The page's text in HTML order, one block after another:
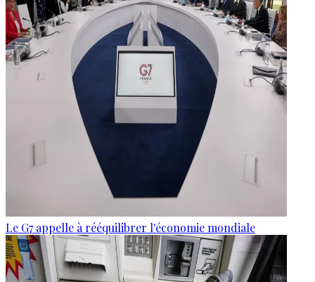
Le G7 appelle à rééquilibrer l'économie mondiale